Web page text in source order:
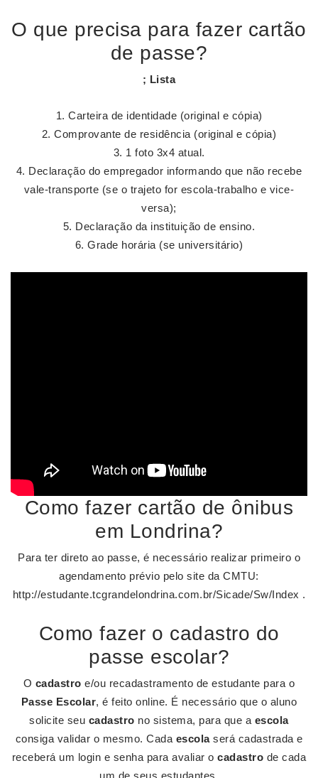
O que precisa para fazer cartão
de passe?
; Lista
Carteira de identidade (original e cópia)
Comprovante de residência (original e cópia)
1 foto 3x4 atual.
Declaração do empregador informando que não recebe
vale-transporte (se o trajeto for escola-trabalho e vice-
versa);
Declaração da instituição de ensino.
Grade horária (se universitário)
Como fazer cartão de ônibus
em Londrina?
Para ter direto ao passe, é necessário realizar primeiro o
agendamento prévio pelo site da CMTU:
http://estudante.tcgrandelondrina.com.br/Sicade/Sw/Index .
Como fazer o cadastro do
passe escolar?
O cadastro e/ou recadastramento de estudante para o
Passe Escolar, é feito online. É necessário que o aluno
solicite seu cadastro no sistema, para que a escola
consiga validar o mesmo. Cada escolaserá cadastrada e
receberá um login e senha para avaliar ocadastro de cada
um de seus estudantes.